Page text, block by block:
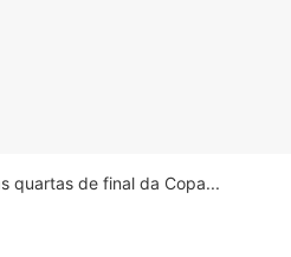
quartas de final da Copa...